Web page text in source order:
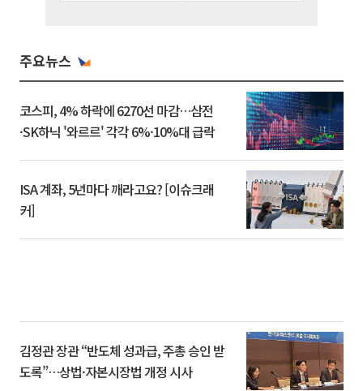
주요뉴스
코스피, 4% 하락에 6270선 마감…삼전
·SK하닉 '와르르' 각각 6%·10%대 급락
ISA 계좌, 5년마다 깨라고요? [이슈크래
커]
김정관 장관 “반도체 성과급, 주총 승인 받
도록”…상법·자본시장법 개정 시사